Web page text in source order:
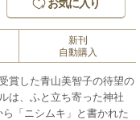
お気に入り
新刊
自動購入
賞した青山美智子の待望の
は、ふと立ち寄った神社
「ニシムキ」と書かれた